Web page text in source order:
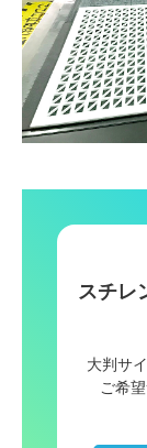
スチレ
大判サ
ご希